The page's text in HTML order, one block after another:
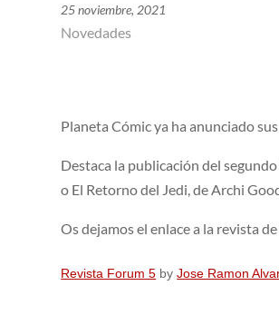
25 noviembre, 2021
Novedades
Planeta Cómic ya ha anunciado
Destaca la publicación del
o El Retorno del Jedi, de Archi
Os dejamos el enlace a la revista
Revista Forum 5 byJose Ramon